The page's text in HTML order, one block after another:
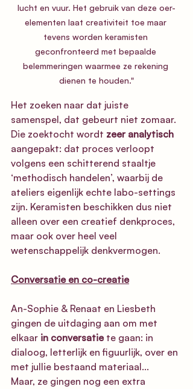
lucht en vuur. Het gebruik van deze oer-
elementen laat creativiteit toe maar
tevens worden keramisten
geconfronteerd met bepaalde
belemmeringen waarmee ze rekening
dienen te houden."
Het zoeken naar dat juiste
samenspel, dat gebeurt niet zomaar.
Die zoektocht wordt zeer analytisch
aangepakt: dat proces verloopt
volgens een schitterend staaltje
‘methodisch handelen’, waarbij de
ateliers eigenlijk echte labo-settings
zijn. Keramisten beschikken dus niet
alleen over een creatief denkproces,
maar ook over heel veel
wetenschappelijk denkvermogen.
Conversatie en co-creatie
An-Sophie & Renaat en Liesbeth
gingen de uitdaging aan om met
elkaar in conversatie te gaan: in
dialoog, letterlijk en figuurlijk, over en
met jullie bestaand materiaal...
Maar, ze gingen nog een extra